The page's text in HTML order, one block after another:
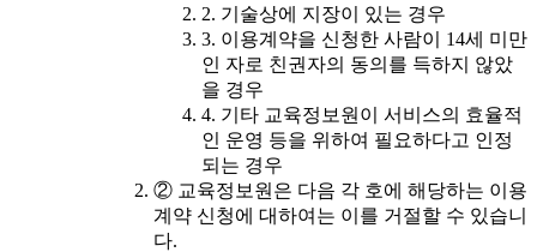
2. 기술상에 지장이 있는 경우
3. 이용계약을 신청한 사람이 14세 미만
인 자로 친권자의 동의를 득하지 않았
을 경우
4. 기타 교육정보원이 서비스의 효율적
인 운영 등을 위하여 필요하다고 인정
되는 경우
② 교육정보원은 다음 각 호에 해당하는 이용
계약 신청에 대하여는 이를 거절할 수 있습니
다.